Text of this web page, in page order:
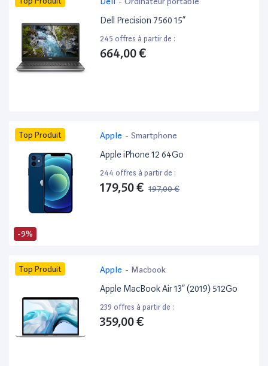
Dell Precision 7560 15”
245 offres à partir de :
664,00 €
-9%
Top Produit Apple - Smartphone
Apple iPhone 12 64Go
244 offres à partir de :
179,50 € 197,00 €
Top Produit Apple - Macbook
Apple MacBook Air 13” (2019) 512Go
239 offres à partir de :
359,00 €